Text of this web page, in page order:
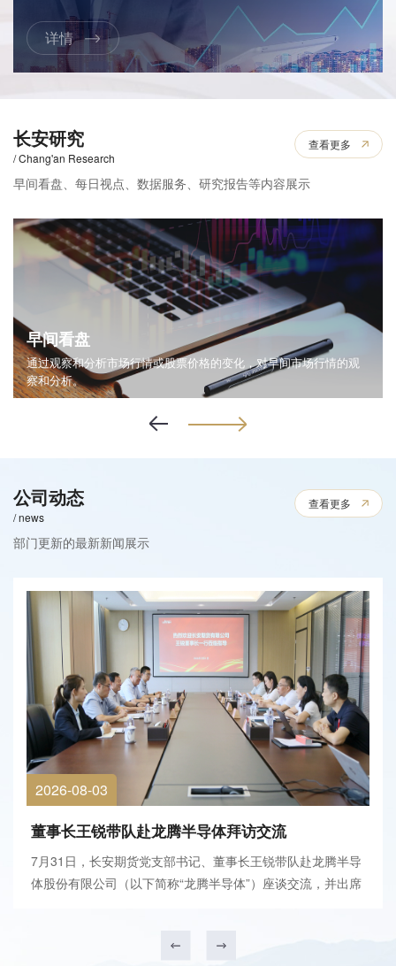
详情
长安研究
/ Chang'an Research
早间看盘、每日视点、数据服务、研究报告等内容展示
查看更多
早间看盘
通过观察和分析市场行情或股票价格的变化，对早间市场行情的观
察和分析。
公司动态
/ news
部门更新的最新新闻展示
查看更多
2026-08-03
董事长王锐带队赴龙腾半导体拜访交流
7月31日，长安期货党支部书记、董事长王锐带队赴龙腾半导
体股份有限公司（以下简称“龙腾半导体”）座谈交流，并出席
关负责人参加会议。会前，徐西昌陪同王锐一...